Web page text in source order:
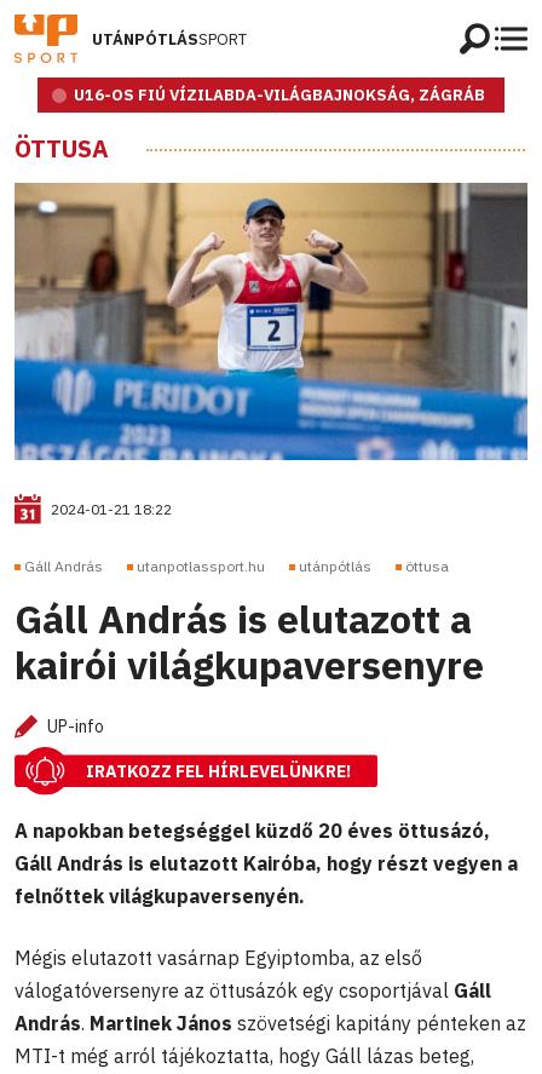
UTÁNPÓTLÁSSPORT
U16-OS FIÚ VÍZILABDA-VILÁGBAJNOKSÁG, ZÁGRÁB
ÖTTUSA
2024-01-21 18:22
Gáll András utanpotlassport.hu utánpótlás öttusa
Gáll András is elutazott a
kairói világkupaversenyre
UP-info
IRATKOZZ FEL HÍRLEVELÜNKRE!
A napokban betegséggel küzdő 20 éves öttusázó,
Gáll András is elutazott Kairóba, hogy részt vegyen a
felnőttek világkupaversenyén.
Mégis elutazott vasárnap Egyiptomba, az első
válogatóversenyre az öttusázók egy csoportjával Gáll
András. Martinek János szövetségi kapitány pénteken az
MTI-t még arról tájékoztatta, hogy Gáll lázas beteg,